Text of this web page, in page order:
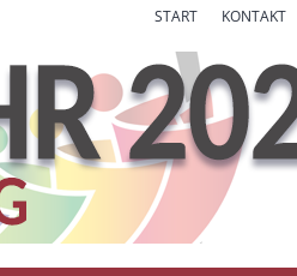
START KONTAKT